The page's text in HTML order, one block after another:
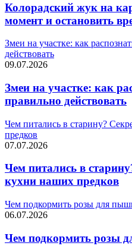
Колорадский жук на
момент и остановить
Змеи на участке: как
действовать
09.07.2026
Змеи на участке: как
правильно действовать
Чем питались в старину?
предков
07.07.2026
Чем питались в
кухни наших предков
Чем подкормить розы для
06.07.2026
Чем подкормить розы